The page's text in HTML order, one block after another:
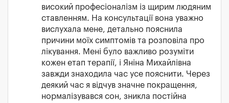
високий професіоналізм із щирим людяним
ставленням. На консультації вона уважно
вислухала мене, детально пояснила
причини моїх симптомів та розповіла про
лікування. Мені було важливо розуміти
кожен етап терапії, і Яніна Михайлівна
завжди знаходила час усе пояснити. Через
деякий час я відчув значне покращення,
нормалізувався сон, зникла постійна